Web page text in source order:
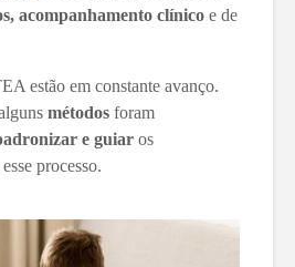
acompanhamento clínico e de
estão em constante avanço.
métodos foram
e guiar os
processo.